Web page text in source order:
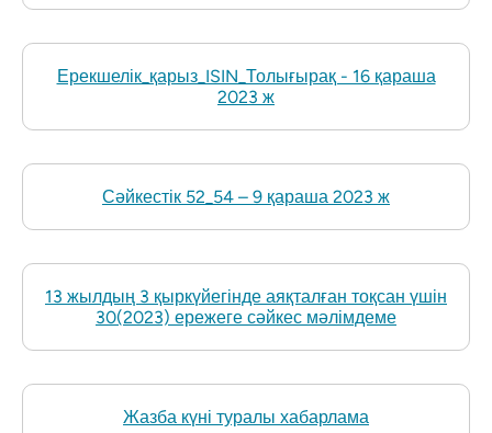
Ерекшелік_қарыз_ISIN_Толығырақ - 16 қараша
2023 ж
Сәйкестік 52_54 – 9 қараша 2023 ж
13 жылдың 3 қыркүйегінде аяқталған тоқсан үшін
30(2023) ережеге сәйкес мәлімдеме
Жазба күні туралы хабарлама